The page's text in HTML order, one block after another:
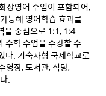
상영어 수업이 포함되어,
능해 영어학습 효과를
을 중점으로 1:1, 1:4
수학 수업을 수강할 수
다. 기숙사형 국제학교로
영장, 도서관, 식당,
.